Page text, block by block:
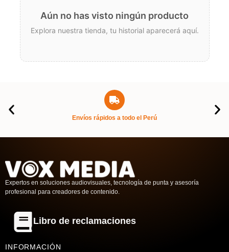
Aún no has visto ningún producto
Explora nuestra tienda, tu historial aparecerá aquí.
Envíos rápidos a todo el Perú
Expertos en soluciones audiovisuales, tecnología de punta y asesoría
profesional para creadores de contenido.
Libro de reclamaciones
INFORMACIÓN